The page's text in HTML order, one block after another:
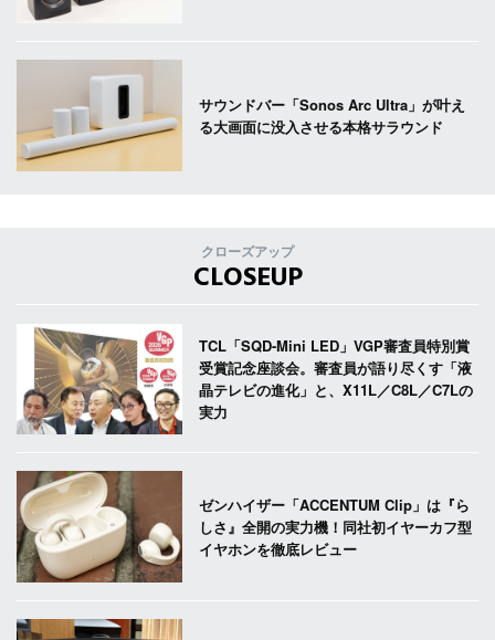
サウンドバー「Sonos Arc Ultra」が叶え
る大画面に没入させる本格サラウンド
クローズアップ
CLOSEUP
TCL「SQD-Mini LED」VGP審査員特別賞
受賞記念座談会。審査員が語り尽くす「液
晶テレビの進化」と、X11L／C8L／C7Lの
実力
ゼンハイザー「ACCENTUM Clip」は『ら
しさ』全開の実力機！同社初イヤーカフ型
イヤホンを徹底レビュー